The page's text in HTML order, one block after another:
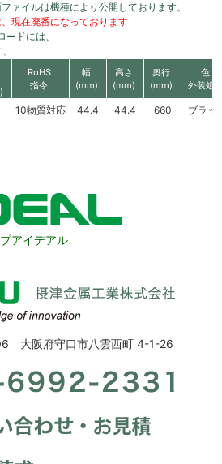
イルは機種により公開しております。
現在廃番になっております
ドには、
RoHS
指令
幅
(mm)
高さ
(mm)
奥行
(mm)
色
外装処
10物質対応 44.4 44.4 660 ブラッ
アイデアル
大阪府守口市八雲西町 4-1-26